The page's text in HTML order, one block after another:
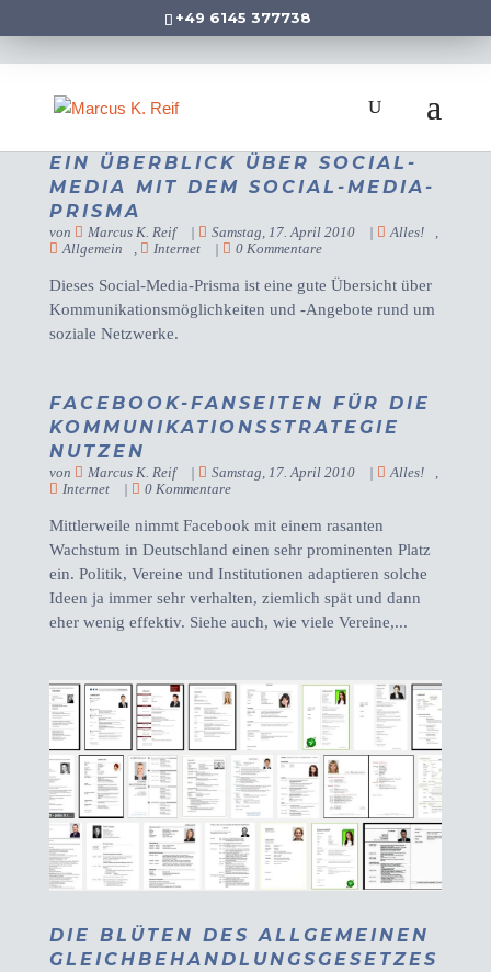
+49 6145 377738
EIN ÜBERBLICK ÜBER SOCIAL-
MEDIA MIT DEM SOCIAL-MEDIA-
PRISMA
von Marcus K. Reif | Samstag, 17. April 2010 | Alles!
,
Allgemein
, Internet | 0 Kommentare
Dieses Social-Media-Prisma ist eine gute Übersicht über
Kommunikationsmöglichkeiten und -Angebote rund um
soziale Netzwerke.
FACEBOOK-FANSEITEN FÜR DIE
KOMMUNIKATIONSSTRATEGIE
NUTZEN
von Marcus K. Reif | Samstag, 17. April 2010 | Alles!
,
Internet
| 0 Kommentare
Mittlerweile nimmt Facebook mit einem rasanten
Wachstum in Deutschland einen sehr prominenten Platz
ein. Politik, Vereine und Institutionen adaptieren solche
Ideen ja immer sehr verhalten, ziemlich spät und dann
eher wenig effektiv. Siehe auch, wie viele Vereine,...
DIE BLÜTEN DES ALLGEMEINEN
GLEICHBEHANDLUNGSGESETZES